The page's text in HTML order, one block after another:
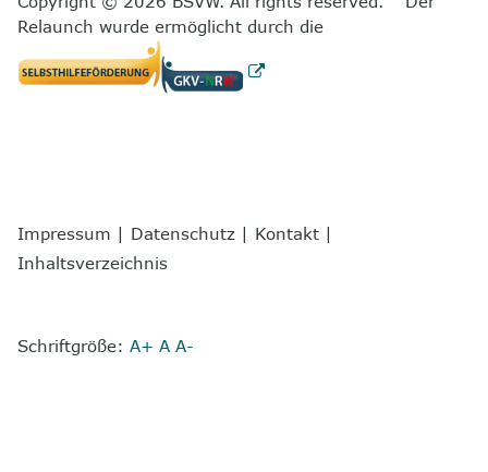
Relaunch wurde ermöglicht durch die
Impressum Datenschutz Kontakt
Inhaltsverzeichnis
Schriftgröße: A+ A A-